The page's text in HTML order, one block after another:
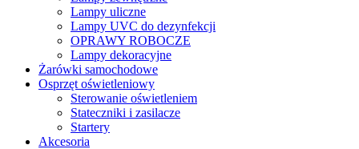
Lampy uliczne
Lampy UVC do dezynfekcji
OPRAWY ROBOCZE
Lampy dekoracyjne
Żarówki samochodowe
Osprzęt oświetleniowy
Sterowanie oświetleniem
Stateczniki i zasilacze
Startery
Akcesoria